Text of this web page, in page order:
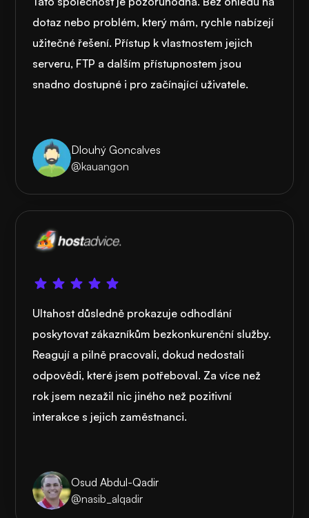
dotaz nebo problém, který mám, rychle nabízejí
užitečné řešení. Přístup k vlastnostem jejich
serveru, FTP a dalším přístupnostem jsou
snadno dostupné i pro začínající uživatele.
Dlouhý Goncalves
@kauangon
Ultahost důsledně prokazuje odhodlání
poskytovat zákazníkům bezkonkurenční služby.
Reagují a pilně pracovali, dokud nedostali
odpovědi, které jsem potřeboval. Za více než
rok jsem nezažil nic jiného než pozitivní
interakce s jejich zaměstnanci.
Osud Abdul-Qadir
@nasib_alqadir